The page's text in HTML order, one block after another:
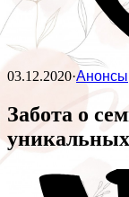
03.12.2020·Анонсы
Забота о